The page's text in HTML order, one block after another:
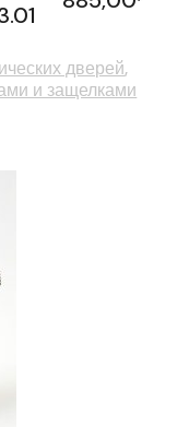
дверей
и защелками